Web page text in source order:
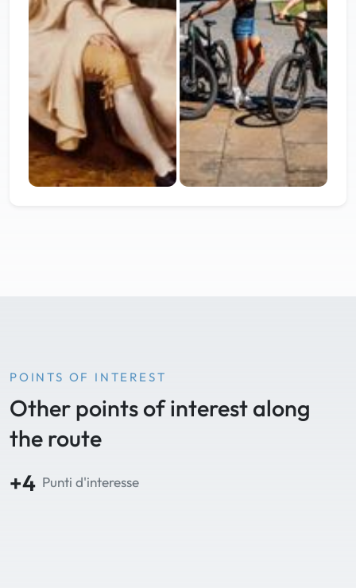
POINTS OF INTEREST
Other points of interest along
the route
+4 Punti d'interesse